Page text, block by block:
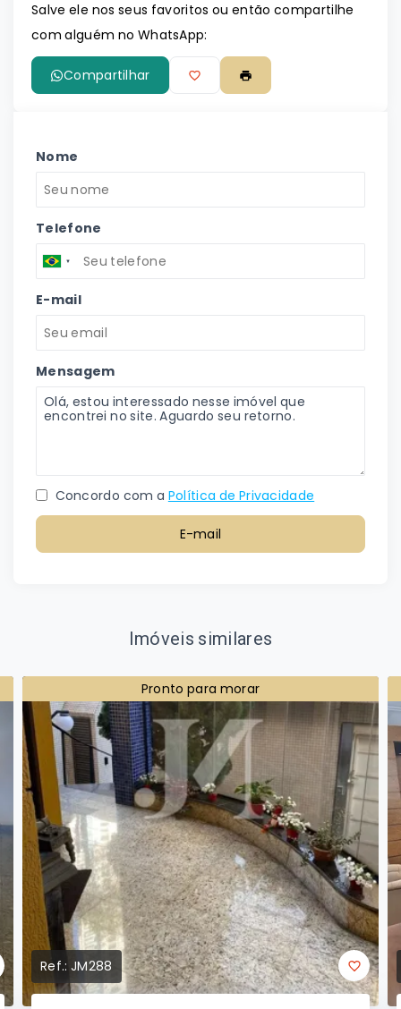
Salve ele nos seus favoritos ou então compartilhe
com alguém no WhatsApp:
Compartilhar
Nome
Telefone
E-mail
Mensagem
Concordo com a Política de Privacidade
E-mail
Imóveis similares
Pronto para morar
Ref.:JM288